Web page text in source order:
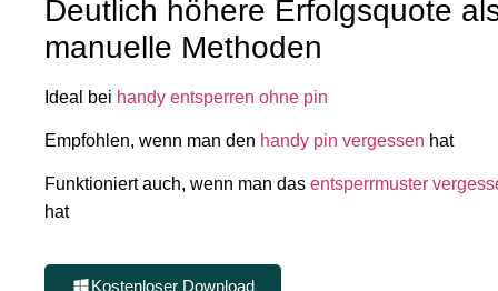
Deutlich höhere Erfolgsquote
manuelle Methoden
Ideal bei handy entsperren ohne pin
Empfohlen, wenn man den handy pin vergessen hat
Funktioniert auch, wenn man das entsperrmuster
hat
Kostenloser Download